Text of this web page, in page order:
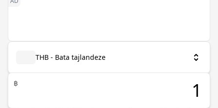
THB - Bata tajlandeze
฿